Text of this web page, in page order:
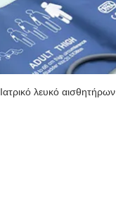
Ιατρικό λευκό